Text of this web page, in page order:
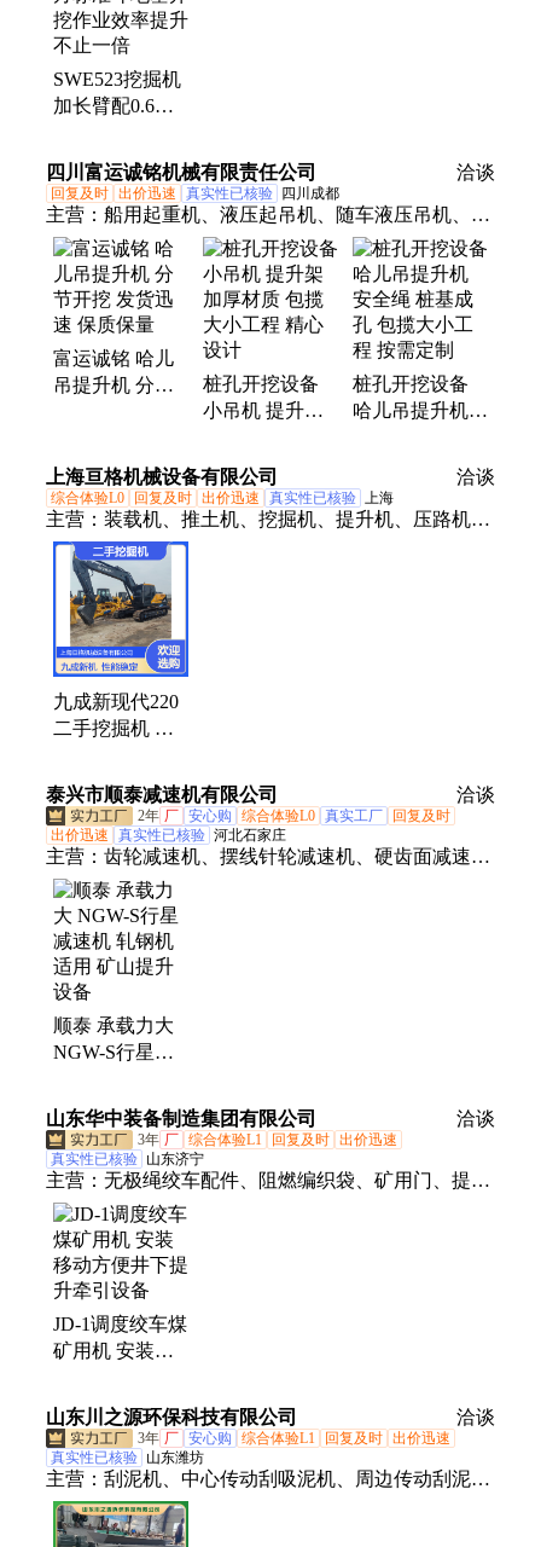
SWE523挖掘机
加长臂配0.6方
作业效率提升不
止一倍
四川富运诚铭机械有限责任公司 洽谈
回复及时 出价迅速 真实性已核验 四川成都
主营： 船用起重机、液压起吊机、随车液压吊机、桩
孔开挖设备、爬山虎上料机、泥袋斗式送料机
富运诚铭 哈儿
吊提升机 分节
桩孔开挖设备
小吊机 提升架
大小工程 精心
设计
桩孔开挖设备
哈儿吊提升机
孔 包揽大小工
程 按需定制
上海亘格机械设备有限公司 洽谈
综合体验L0 回复及时 出价迅速 真实性已核验 上海
主营： 装载机、推土机、挖掘机、提升机、压路机、
二手微挖、二手平地机
九成新现代220
二手挖掘机 液
5800提升3850开
挖深度
泰兴市顺泰减速机有限公司 洽谈
2年 厂 安心购 综合体验L0 真实工厂
回复及时
出价迅速
真实性已核验 河北石家庄
主营： 齿轮减速机、摆线针轮减速机、硬齿面减速
机、提升机、软齿面减速机、四大系列减速机、DCY
硬齿面减速机、R系列齿轮减速机、S系列齿轮减速
机、K系列齿轮减速机、NGW-S行星减速机、WPO蜗
轮蜗杆减速机、P系列行星减速机、F系列平行轴减速
机、NGW行星齿轮减速、F系列齿轮减速机、ZQ圆
柱齿轮减速机、ZQH圆柱齿轮减速机、中硬齿面减速
机、ZSY硬齿面减速机、ZJY硬齿面减速机、减速
顺泰 承载力大
NGW-S行星减
用 矿山提升设
备
山东华中装备制造集团有限公司 洽谈
3年 厂 综合体验L1 回复及时 出价迅速
真实性已核验 山东济宁
主营： 无极绳绞车配件、阻燃编织袋、矿用门、提升
机、矿山机械设备
JD-1调度绞车煤
矿用机 安装移
牵引设备
山东川之源环保科技有限公司 洽谈
3年 厂 安心购 综合体验L1 回复及时 出价迅速
真实性已核验 山东潍坊
主营： 刮泥机、中心传动刮吸泥机、周边传动刮泥
机、提升机、虹吸式刮泥机、桥式吸砂机、行车式刮
泥机、全桥式刮泥机、链条式刮泥机、机械格栅、格